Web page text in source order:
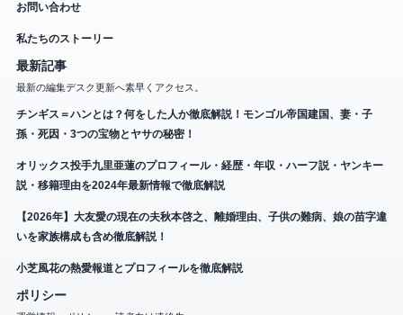
お問い合わせ
私たちのストーリー
最新記事
最新の編集デスク更新へ素早くアクセス。
チンギス＝ハンとは？何をした人か徹底解説！モンゴル帝国建国、妻・子
孫・死因・3つの宝物とヤサの秘密！
オリックス投手九里亜蓮のプロフィール・経歴・年収・ハーフ説・ヤンキー
説・移籍理由を2024年最新情報で徹底解説
【2026年】大友愛の現在の夫秋本啓之、離婚理由、子供の難病、娘の苗字違
いを家族構成も含め徹底解説！
小芝風花の熱愛報道とプロフィールを徹底解説
ポリシー